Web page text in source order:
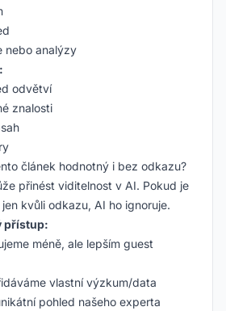
nebo analýzy
odvětví
znalosti
článek hodnotný i bez odkazu?
přinést viditelnost v AI. Pokud je
kvůli odkazu, AI ho ignoruje.
přístup:
méně, ale lepším guest
vlastní výzkum/data
pohled našeho experta